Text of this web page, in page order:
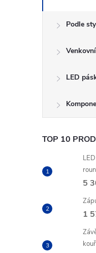
Podle
LED
TOP 10
5
1